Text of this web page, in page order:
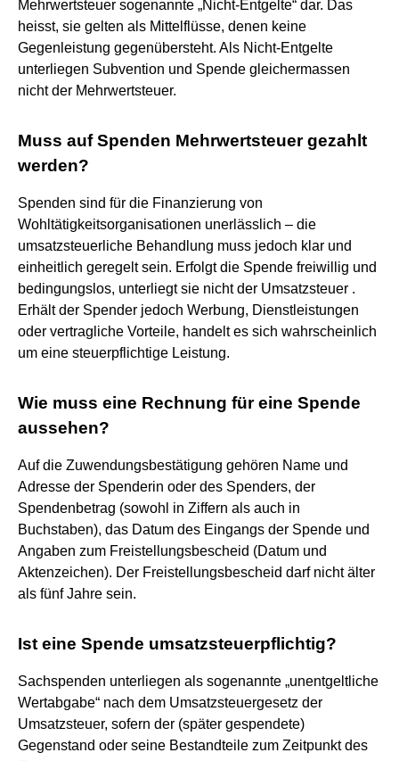
Mehrwertsteuer sogenannte „Nicht-Entgelte“ dar. Das
heisst, sie gelten als Mittelflüsse, denen keine
Gegenleistung gegenübersteht. Als Nicht-Entgelte
unterliegen Subvention und Spende gleichermassen
nicht der Mehrwertsteuer.
Muss auf Spenden Mehrwertsteuer gezahlt
werden?
Spenden sind für die Finanzierung von
Wohltätigkeitsorganisationen unerlässlich – die
umsatzsteuerliche Behandlung muss jedoch klar und
einheitlich geregelt sein. Erfolgt die Spende freiwillig und
bedingungslos, unterliegt sie nicht der Umsatzsteuer .
Erhält der Spender jedoch Werbung, Dienstleistungen
oder vertragliche Vorteile, handelt es sich wahrscheinlich
um eine steuerpflichtige Leistung.
Wie muss eine Rechnung für eine Spende
aussehen?
Auf die Zuwendungsbestätigung gehören Name und
Adresse der Spenderin oder des Spenders, der
Spendenbetrag (sowohl in Ziffern als auch in
Buchstaben), das Datum des Eingangs der Spende und
Angaben zum Freistellungsbescheid (Datum und
Aktenzeichen). Der Freistellungsbescheid darf nicht älter
als fünf Jahre sein.
Ist eine Spende umsatzsteuerpflichtig?
Sachspenden unterliegen als sogenannte „unentgeltliche
Wertabgabe“ nach dem Umsatzsteuergesetz der
Umsatzsteuer, sofern der (später gespendete)
Gegenstand oder seine Bestandteile zum Zeitpunkt des